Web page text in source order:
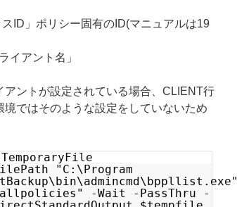
ID」ポリシー固有のID(マニュアルは19
イアント名」
アントが設定されている場合、CLIENT行
ではそのような設定をしていないため
"C:\Program
-Wait -PassThru -